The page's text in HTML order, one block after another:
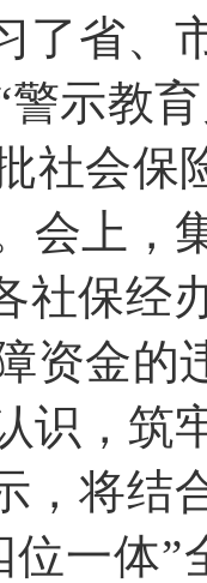
了省、
警示教
社会保
会上，
社保经
资金的
识，筑
，将结
位一体